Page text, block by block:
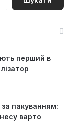
перший в
пакуванням:
варто